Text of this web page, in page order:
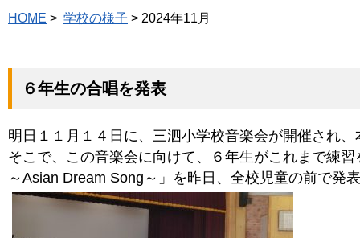
HOME > 学校の様子 > 2024年11月
６年生の合唱を発表
明日１１月１４日に、三泗小学校音楽会が開催され
そこで、この音楽会に向けて、６年生がこれまで練
～Asian Dream Song～」を昨日、全校児童の前で発